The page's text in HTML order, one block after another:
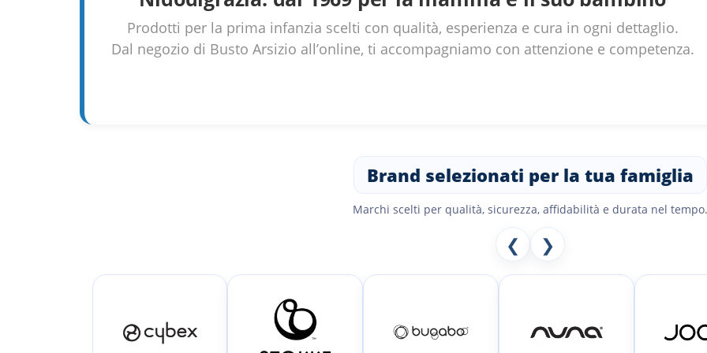
Prodotti per la prima infanzia scelti con qualità, esperienza e cura in ogni dettaglio.
Dal negozio di Busto Arsizio all’online, ti accompagniamo con attenzione e competenza.
Brand selezionati per la tua famiglia
Marchi scelti per qualità, sicurezza, affidabilità e durata nel tempo.
❮ ❯